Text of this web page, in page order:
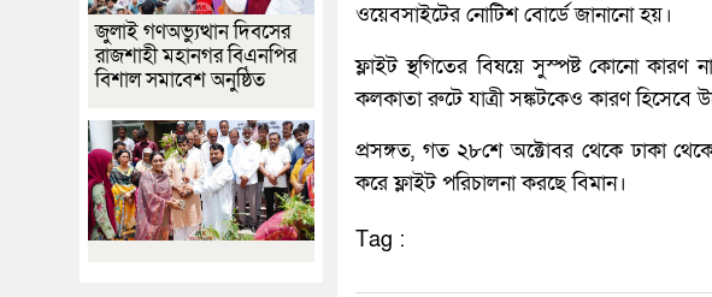
ওয়েবসাইটের নোটিশ বোর্ডে জানানো হয়।
ফ্লাইট স্থগিতের বিষয়ে সুস্পষ্ট কোনো কারণ
কলকাতা রুটে যাত্রী সঙ্কটকেও কারণ হিসেবে
প্রসঙ্গত, গত ২৮শে অক্টোবর থেকে ঢাকা
করে ফ্লাইট পরিচালনা করছে বিমান।
Tag :
জুলাই গণঅভ্যুত্থান দিবসের
রাজশাহী মহানগর বিএনপির
বিশাল সমাবেশ অনুষ্ঠিত